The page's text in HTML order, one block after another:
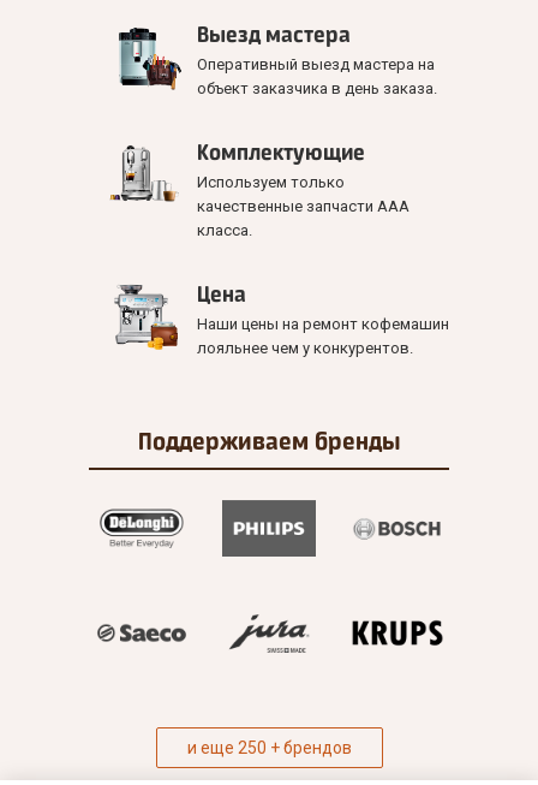
Выезд мастера
Оперативный выезд мастера на
объект заказчика в день заказа.
Комплектующие
Используем только
качественные запчасти ААА
класса.
Цена
Наши цены на ремонт кофемашин
лояльнее чем у конкурентов.
Поддерживаем бренды
и еще 250 + брендов